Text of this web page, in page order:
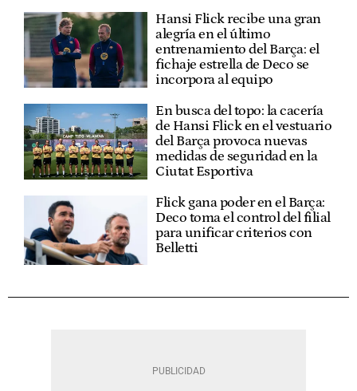
Hansi Flick recibe una gran
alegría en el último
entrenamiento del Barça: el
fichaje estrella de Deco se
incorpora al equipo
En busca del topo: la cacería
de Hansi Flick en el vestuario
del Barça provoca nuevas
medidas de seguridad en la
Ciutat Esportiva
Flick gana poder en el Barça:
Deco toma el control del filial
para unificar criterios con
Belletti